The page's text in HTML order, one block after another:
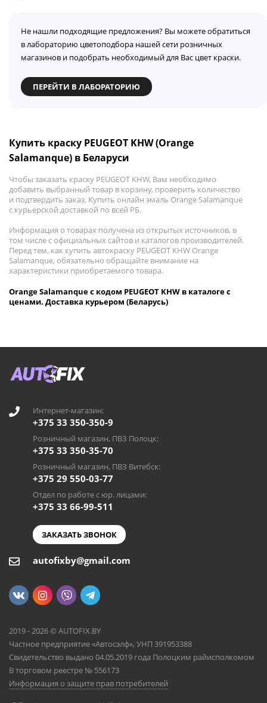
Не нашли подходящие предложения? Вы можете обратиться
в лабораторию цветоподбора нашей сети розничных
магазинов и подобрать необходимый для Вас цвет краски.
ПЕРЕЙТИ В ЛАБОРАТОРИЮ
Купить краску PEUGEOT KHW (Orange
Salamanque) в Беларуси
Чтобы заказать краску PEUGEOT KHW, Вам необходимо
добавить выбранный товар в корзину, проверить количество
и подтвердить заказ. Купить онлайн эмаль Orange Salamanque
с курьерской доставкой по всей РБ.
Информация о товарах получена из открытых источников, в
том числе с официальных сайтов и каталогов производителей.
Перед тем, как купить автокраску PEUGEOT KHW Orange
Salamanque, обязательно обращайте внимание на
характеристики приобретаемого товара.
Orange Salamanque с кодом PEUGEOT KHW в каталоге с
ценами. Доставка курьером (Беларусь)
Интернет-магазин:
+375 33 350-350-9
Розничный магазин, ПВЗ Полоцк:
+375 33 350-35-70
Розничный магазин, ПВЗ Витебск:
+375 29 550-03-77
Отдел по работе с юр. лицами:
+375 33 66-99-511
ЗАКАЗАТЬ ЗВОНОК
autofixby@gmail.com
2019 - 2026 © AUTOFIX.BY
Частное предприятие «Автосэлф», УНП 391953388
Свидетельство выдано 04.05.2019 года Полоцким райисполкомом
В торговом реестре № 556173
Информация о защите прав потребителей